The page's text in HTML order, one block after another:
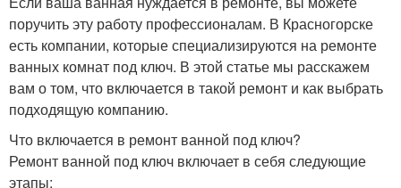
поручить эту работу профессионалам. В Красногорске
есть компании, которые специализируются на ремонте
ванных комнат под ключ. В этой статье мы расскажем
вам о том, что включается в такой ремонт и как выбрать
подходящую компанию.
Что включается в ремонт ванной под ключ?
Ремонт ванной под ключ включает в себя следующие
этапы: